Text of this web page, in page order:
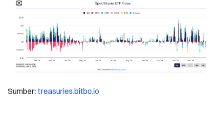
Sumber: treasuries.bitbo.io